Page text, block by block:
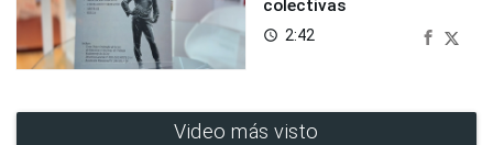
colectivas
access_time 2:42
Video más visto